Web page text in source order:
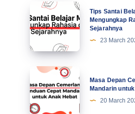
Mahasiswa
Terbaru
Tips
Santai
Belajar
Mandarin:
Mengungkap
Rahasia
dari
Jejak
Sejarahnya
Tips Santai
Mengungkap
Sejarahnya
23 March
Masa
Depan
Cemerlang:
Panduan
Masa Depan
Mandarin
20 March